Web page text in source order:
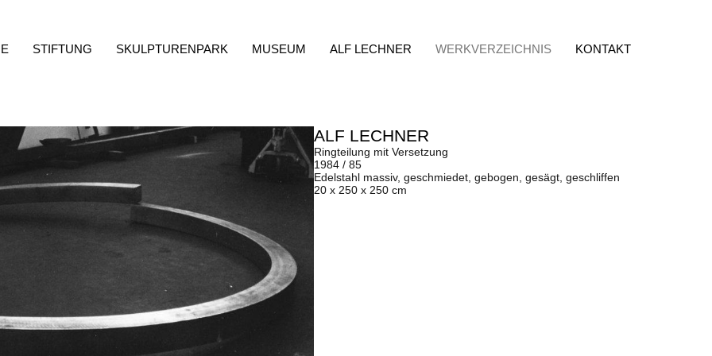
STIFTUNG SKULPTURENPARK MUSEUM ALF LECHNER WERKVERZEICHNIS KONTAKT
ALF LECHNER
Ringteilung mit Versetzung
1984 / 85
Edelstahl massiv, geschmiedet, gebogen, gesägt, geschliffen
20 x 250 x 250 cm